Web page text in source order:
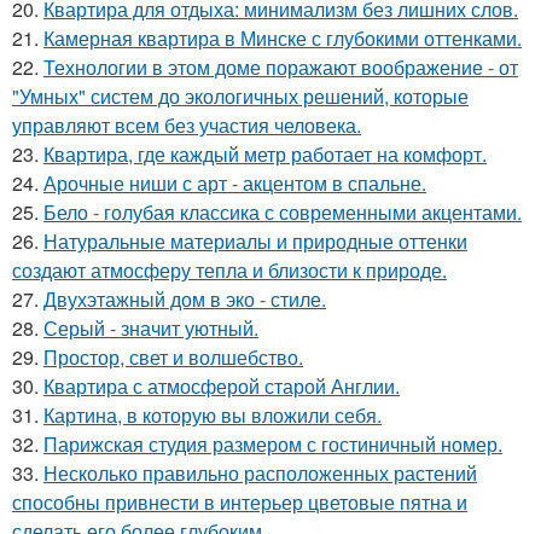
20. Квартира для отдыха: минимализм без лишних слов.
21. Камерная квартира в Минске с глубокими оттенками.
22. Технологии в этом доме поражают воображение - от
"Умных" систем до экологичных решений, которые
управляют всем без участия человека.
23. Квартира, где каждый метр работает на комфорт.
24. Арочные ниши с арт - акцентом в спальне.
25. Бело - голубая классика с современными акцентами.
26. Натуральные материалы и природные оттенки
создают атмосферу тепла и близости к природе.
27. Двухэтажный дом в эко - стиле.
28. Серый - значит уютный.
29. Простор, свет и волшебство.
30. Квартира с атмосферой старой Англии.
31. Картина, в которую вы вложили себя.
32. Парижская студия размером с гостиничный номер.
33. Несколько правильно расположенных растений
способны привнести в интерьер цветовые пятна и